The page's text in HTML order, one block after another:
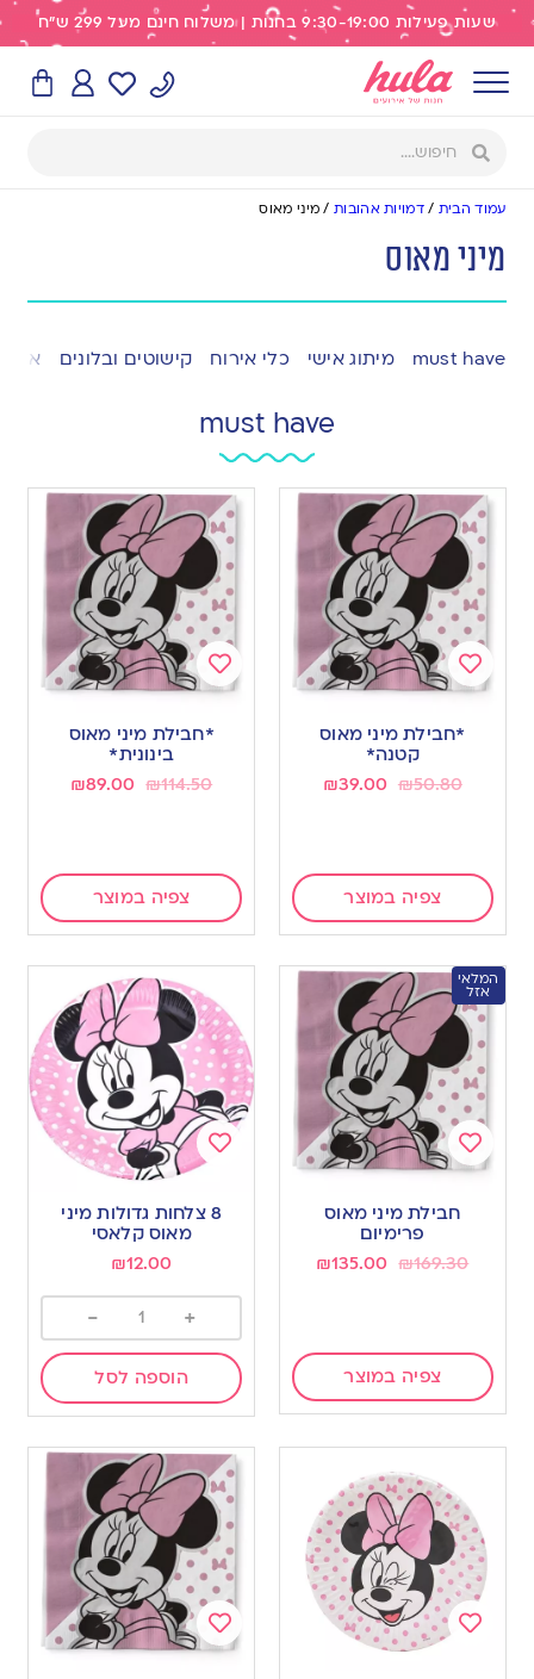
שעות פעילות 9:30-19:00 בחנות | משלוח חינם מעל 299 ש"ח
עמוד הבית /דמויות אהובות/ מיני מאוס
מיני מאוס
must have מיתוג אישי כלי אירוח קישוטים ובלונים
must have
Add
*חבילת מיני מאוס
קטנה*
₪50.80
₪39.00
צפיה במוצר
Add
*חבילת מיני מאוס
בינונית*
₪114.50
₪89.00
צפיה במוצר
המלאי
אזל
Add
חבילת מיני מאוס
פרימיום
₪169.30
₪135.00
צפיה במוצר
wishlist
8 צלחות גדולות מיני
מאוס קלאסי
₪12.00
+
-
הוספה לסל
Add